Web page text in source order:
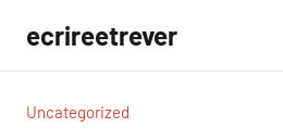
contenu
ecrireetrever
Uncategorized